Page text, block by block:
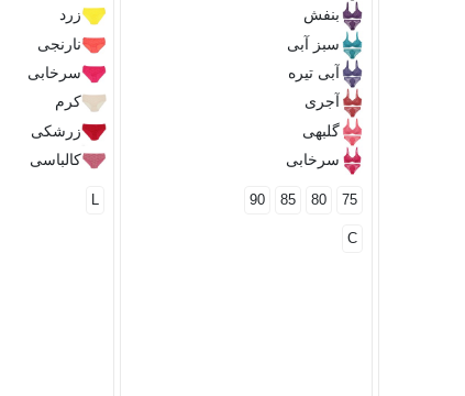
بنفش
سبز آبی
آبی تیره
آجری
گلبهی
سرخابی
75
80
85
90
C
زرد
نارنجی
سرخابی
کرم
زرشکی
کالباسی
L